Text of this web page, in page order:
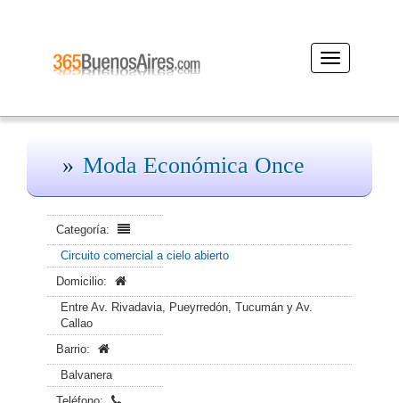
Desplegar
navegación
Moda Económica Once
Categoría:
Circuito comercial a cielo abierto
Domicilio:
Entre Av. Rivadavia, Pueyrredón, Tucumán y Av.
Callao
Barrio:
Balvanera